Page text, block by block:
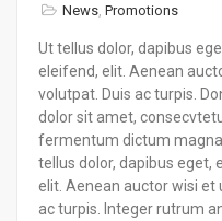
News ,Promotions
Ut tellus dolor, dapibus
eleifend, elit. Aenean
volutpat. Duis ac turpis.
dolor sit amet,
fermentum dictum
tellus dolor, dapibus eget,
elit. Aenean auctor wisi et
ac turpis. Integer rutrum